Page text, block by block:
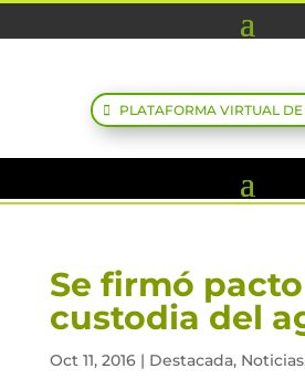
PLATAFORMA VIRTUAL
Se firmó
custodia del
Oct 11, 2016| Destacada, Noticias